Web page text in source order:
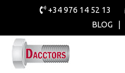
+34 976 14 52 13
BLOG